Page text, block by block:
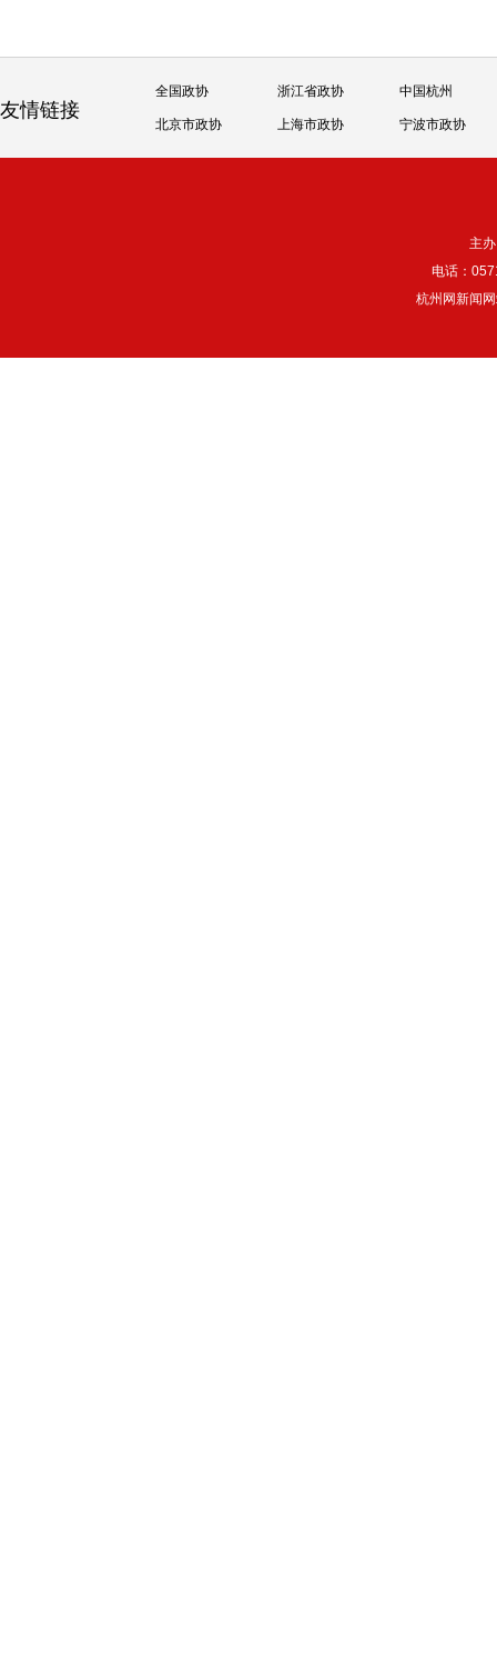
友情链接
全国政协 浙江省政协 中国杭州
北京市政协 上海市政协 宁波市政协
主
电话：
杭州网新闻